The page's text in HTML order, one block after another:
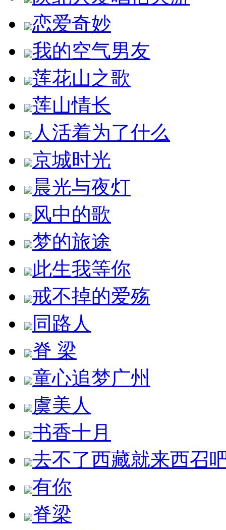
恋爱奇妙
我的空气男友
莲花山之歌
莲山情长
人活着为了什么
京城时光
晨光与夜灯
风中的歌
梦的旅途
此生我等你
戒不掉的爱殇
同路人
脊 梁
童心追梦广州
虞美人
书香十月
去不了西藏就来西召
有你
脊梁